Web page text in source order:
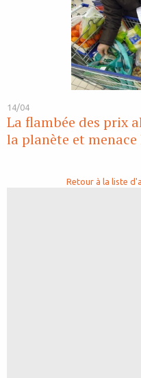
14/04
La flambée des prix
la planète et
Retour à la liste